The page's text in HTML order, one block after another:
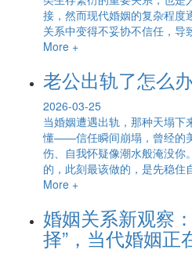
接，然而现代婚姻的复杂程度
关系中变得不妥协不信任，导
More +
老公出轨了怎么
2026-03-25
当婚姻遭遇出轨，那种天塌
懂——信任瞬间崩塌，曾经的
伤、自我怀疑像潮水般淹没你
的，此刻最该做的，是先稳住
More +
婚姻关系新观察
择”，当代婚姻正